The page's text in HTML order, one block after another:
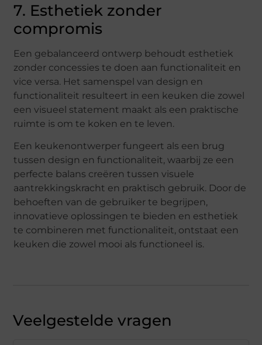
7. Esthetiek zonder
compromis
Een gebalanceerd ontwerp behoudt esthetiek
zonder concessies te doen aan functionaliteit en
vice versa. Het samenspel van design en
functionaliteit resulteert in een keuken die zowel
een visueel statement maakt als een praktische
ruimte is om te koken en te leven.
Een keukenontwerper fungeert als een brug
tussen design en functionaliteit, waarbij ze een
perfecte balans creëren tussen visuele
aantrekkingskracht en praktisch gebruik. Door de
behoeften van de gebruiker te begrijpen,
innovatieve oplossingen te bieden en esthetiek
te combineren met functionaliteit, ontstaat een
keuken die zowel mooi als functioneel is.
Veelgestelde vragen